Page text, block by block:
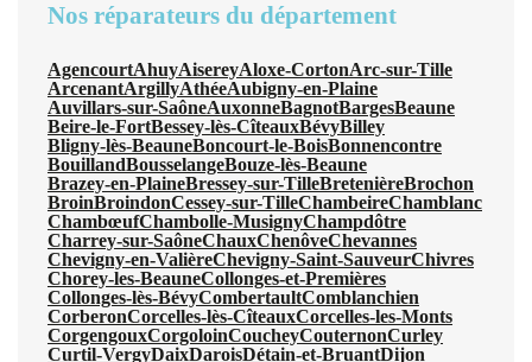
Nos réparateurs du département
AgencourtAhuyAisereyAloxe-CortonArc-sur-Tille
ArcenantArgillyAthéeAubigny-en-Plaine
Auvillars-sur-SaôneAuxonneBagnotBargesBeaune
Beire-le-FortBessey-lès-CîteauxBévyBilley
Bligny-lès-BeauneBoncourt-le-BoisBonnencontre
BouillandBousselangeBouze-lès-Beaune
Brazey-en-PlaineBressey-sur-TilleBretenièreBrochon
BroinBroindonCessey-sur-TilleChambeireChamblanc
ChambœufChambolle-MusignyChampdôtre
Charrey-sur-SaôneChauxChenôveChevannes
Chevigny-en-ValièreChevigny-Saint-SauveurChivres
Chorey-les-BeauneCollonges-et-Premières
Collonges-lès-BévyCombertaultComblanchien
CorberonCorcelles-lès-CîteauxCorcelles-les-Monts
CorgengouxCorgoloinCoucheyCouternonCurley
Curtil-VergyDaixDaroisDétain-et-BruantDijon